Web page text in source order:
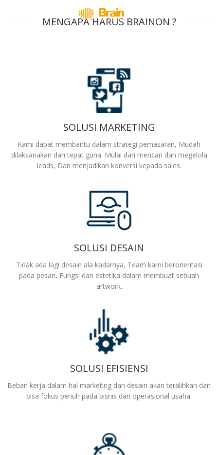
MENGAPA HARUS BRAINON ?
SOLUSI MARKETING
Kami dapat membantu dalam strategi pemasaran, Mudah
dilaksanakan dan tepat guna. Mulai dari mencari dan megelola
leads, Dan menjadikan konversi kepada sales.
SOLUSI DESAIN
Tidak ada lagi desain ala kadarnya, Team kami berorientasi
pada pesan, Fungsi dan estetika dalam membuat sebuah
artwork.
SOLUSI EFISIENSI
Beban kerja dalam hal marketing dan desain akan teralihkan dan
bisa fokus penuh pada bisnis dan operasional usaha.